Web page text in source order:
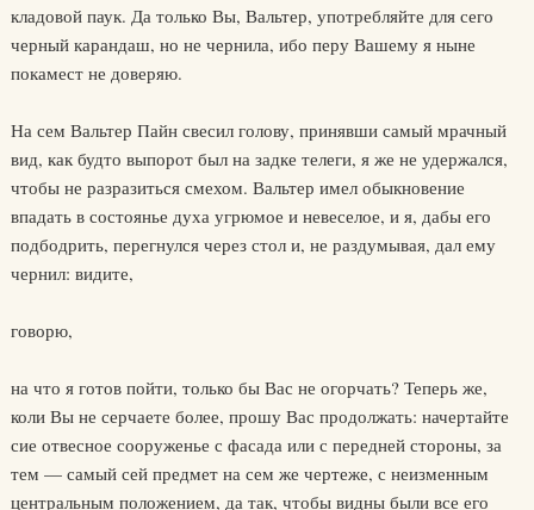
кладовой паук. Да только Вы, Вальтер, употребляйте для сего
черный карандаш, но не чернила, ибо перу Вашему я ныне
покамест не доверяю.
На сем Вальтер Пайн свесил голову, принявши самый мрачный
вид, как будто выпорот был на задке телеги, я же не удержался,
чтобы не разразиться смехом. Вальтер имел обыкновение
впадать в состоянье духа угрюмое и невеселое, и я, дабы его
подбодрить, перегнулся через стол и, не раздумывая, дал ему
чернил: видите,
говорю,
на что я готов пойти, только бы Вас не огорчать? Теперь же,
коли Вы не серчаете более, прошу Вас продолжать: начертайте
сие отвесное сооруженье с фасада или с передней стороны, за
тем — самый сей предмет на сем же чертеже, с неизменным
центральным положением, да так, чтобы видны были все его